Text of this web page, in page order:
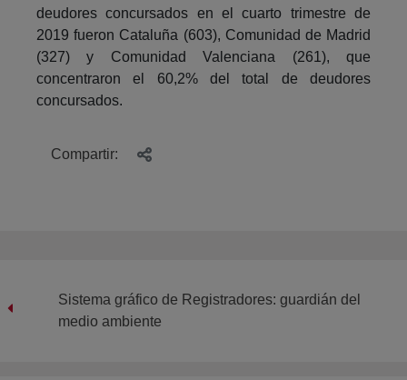
deudores concursados en el cuarto trimestre de
2019 fueron Cataluña (603), Comunidad de Madrid
(327) y Comunidad Valenciana (261), que
concentraron el 60,2% del total de deudores
concursados.
Compartir:
Sistema gráfico de Registradores: guardián del
medio ambiente